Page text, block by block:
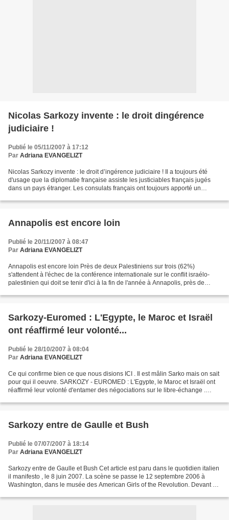
Nicolas Sarkozy invente : le droit dingérence
judiciaire !
Publié le 05/11/2007 à 17:12
Par Adriana EVANGELIZT
Nicolas Sarkozy invente : le droit d’ingérence judiciaire ! Il a toujours été
d'usage que la diplomatie française assiste les justiciables français jugés
dans un pays étranger. Les consulats français ont toujours apporté un
Annapolis est encore loin
Publié le 20/11/2007 à 08:47
Par Adriana EVANGELIZT
Annapolis est encore loin Près de deux Palestiniens sur trois (62%)
s'attendent à l'échec de la conférence internationale sur le conflit israélo-
palestinien qui doit se tenir d'ici à la fin de l'année à Annapolis, près de
Sarkozy-Euromed : L'Egypte, le Maroc et Israël
ont réaffirmé leur volonté...
Publié le 28/10/2007 à 08:04
Par Adriana EVANGELIZT
Ce qui confirme bien ce que nous disions ICI . Il est mâlin Sarko mais on sait
pour qui il oeuvre. SARKOZY - EUROMED : L'Egypte, le Maroc et Israël ont
réaffirmé leur volonté d'entamer des négociations sur le libre-échange .
Sarkozy entre de Gaulle et Bush
Publié le 07/07/2007 à 18:14
Par Adriana EVANGELIZT
Sarkozy entre de Gaulle et Bush Cet article est paru dans le quotidien italien
il manifesto , le 8 juin 2007. La scène se passe le 12 septembre 2006 à
Washington, dans le musée des American Girls of the Revolution. Devant «